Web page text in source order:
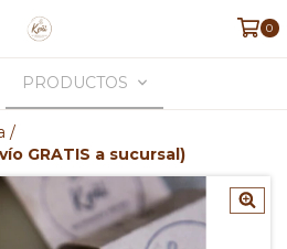
0
PRODUCTOS
/
GRATIS a sucursal)